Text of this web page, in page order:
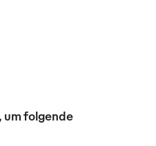
um folgende